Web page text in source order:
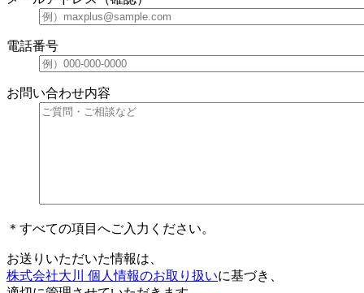
電話番号
お問い合わせ内容
＊すべての項目へご入力ください。
お送りいただいた情報は、
株式会社大川 個人情報のお取り扱いに基づき、